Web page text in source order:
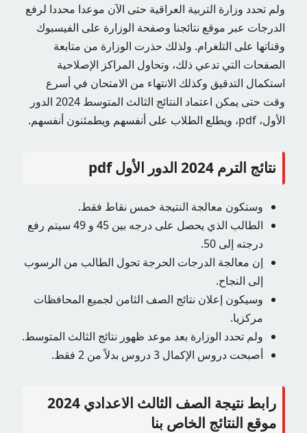
ولم تحدد وزارة التربية العراقية حتى الآن موعدا محددا لرفع
الدرجات عبر موقع نتائجنا وصفحة الوزارة على الفيسبوك
وقناتها على التلغرام. ولذلك حذرت الوزارة من متابعة
الصفحات التي تدعي ذلك، وتحاول المراكز الإصلاحية
استكمال التدقيق وكذلك الانتهاء من الامتحان في أسرع
وقت حتى يمكن اعتماد النتائج الثالث المتوسط ​​2024 الدور
الأول، pdf، ويطلع الطلاب على أنفسهم ويطمئنون أنفسهم.
نتائج الترم 2024 الدور الأول pdf
وستكون معالجة النتيجة خمس نقاط فقط.
الطالب الذي يحصل على درجه بين 45 و 49 سيتم رفع
درجته إلى 50.
إن معالجة الدرجات الحرجة تحول الطالب من الرسوب
إلى النجاح.
وسيكون إعلان نتائج الصف الثامن لجميع المحافظات
مركزيا.
ولم تحدد الوزارة بعد موعد ظهور نتائج الثالث المتوسط.
أصبحت دروس الإكمال 3 دروس بدلاً من 2 فقط.
رابط نتيجة الصف الثالث الاعدادي 2024
موقع النتائج الخاص بنا